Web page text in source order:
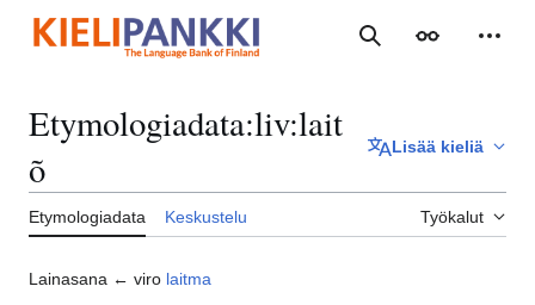
sisältöön
Haku Ulkoasu
Etymologiadata:liv:lait
õ
Lisää kieliä
Etymologiadata Keskustelu Työkalut
Lainasana ← viro laitma